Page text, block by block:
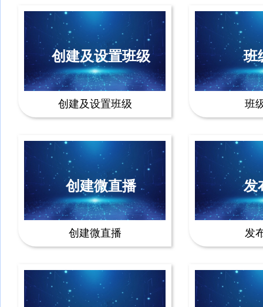
创建及设置班级
创建及设置班级
班
班
创建微直播
创建微直播
发
发